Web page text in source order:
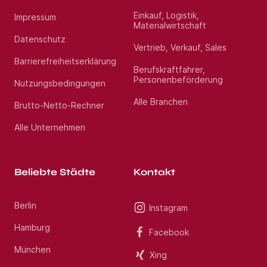
Impressum
Datenschutz
Barrierefreiheitserklärung
Nutzungsbedingungen
Brutto-Netto-Rechner
Alle Unternehmen
Einkauf, Logistik,
Materialwirtschaft
Vertrieb, Verkauf, Sales
Berufskraftfahrer,
Personenbeförderung
Alle Branchen
Beliebte Städte
Berlin
Hamburg
München
Kontakt
Instagram
Facebook
Xing